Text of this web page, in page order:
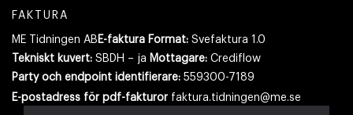
FAKTURA
ME Tidningen AB E-faktura Format: Svefaktura 1.0
Tekniskt kuvert: SBDH – ja Mottagare: Crediflow
Party och endpoint identifierare: 559300-7189
E-postadress för pdf-fakturor faktura.tidningen@me.se